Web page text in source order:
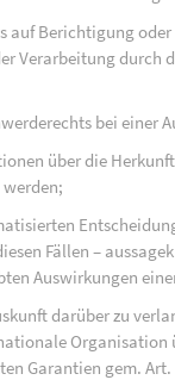
auf Berichtigung
Verarbeitung durch
bei einer
über die
Fällen –
Auswirkungen
darüber zu
Organisation
Garantien gem.